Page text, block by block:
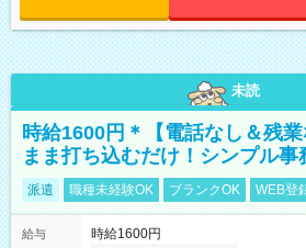
未読
時給1600円＊【電話なし＆残
まま打ち込むだけ！シンプル事
派遣 職種未経験OK ブランクOK WEB登
給与
時給1600円